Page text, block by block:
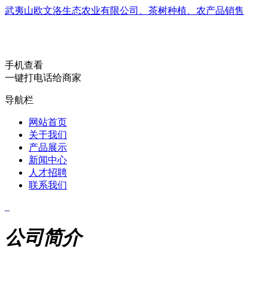
武夷山欧文洛生态农业有限公司、茶树种植、农产品销售
手机查看
一键打电话给商家
导航栏
网站首页
关于我们
产品展示
新闻中心
人才招聘
联系我们
公司简介